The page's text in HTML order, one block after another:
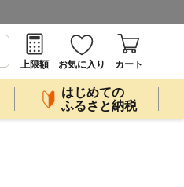
上限額
お気に入り カート
はじめての
ふるさと納税